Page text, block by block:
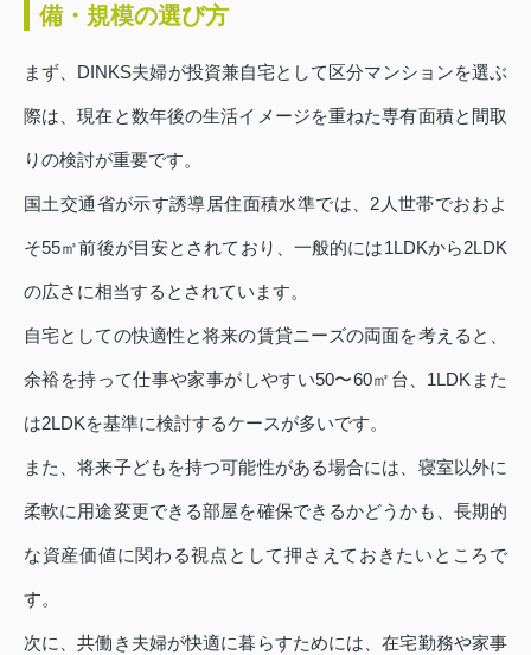
備・規模の選び方
まず、DINKS夫婦が投資兼自宅として区分マンションを選ぶ
際は、現在と数年後の生活イメージを重ねた専有面積と間取
りの検討が重要です。
国土交通省が示す誘導居住面積水準では、2人世帯でおおよ
そ55㎡前後が目安とされており、一般的には1LDKから2LDK
の広さに相当するとされています。
自宅としての快適性と将来の賃貸ニーズの両面を考えると、
余裕を持って仕事や家事がしやすい50〜60㎡台、1LDKまた
は2LDKを基準に検討するケースが多いです。
また、将来子どもを持つ可能性がある場合には、寝室以外に
柔軟に用途変更できる部屋を確保できるかどうかも、長期的
な資産価値に関わる視点として押さえておきたいところで
す。
次に、共働き夫婦が快適に暮らすためには、在宅勤務や家事